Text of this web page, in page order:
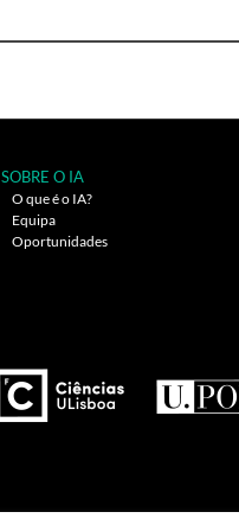
SOBRE O IA
O que é o IA?
Equipa
Oportunidades